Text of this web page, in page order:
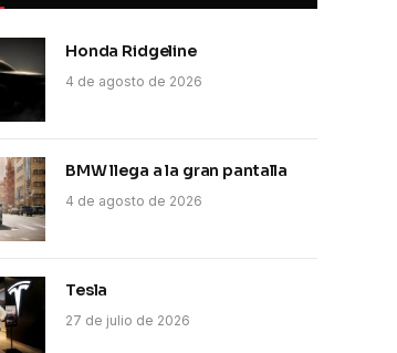
Honda Ridgeline
4 de agosto de 2026
BMW llega a la gran pantalla
4 de agosto de 2026
Tesla
27 de julio de 2026